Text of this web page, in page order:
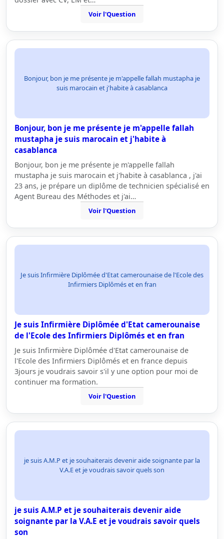
Voir l'Question
Bonjour, bon je me présente je m'appelle fallah mustapha je
suis marocain et j'habite à casablanca
Bonjour, bon je me présente je m'appelle fallah
mustapha je suis marocain et j'habite à
casablanca
Bonjour, bon je me présente je m'appelle fallah
mustapha je suis marocain et j'habite à casablanca , j'ai
23 ans, je prépare un diplôme de technicien spécialisé en
Agent Bureau des Méthodes et j'ai…
Voir l'Question
Je suis Infirmière Diplômée d'Etat camerounaise de l'Ecole des
Infirmiers Diplômés et en fran
Je suis Infirmière Diplômée d'Etat camerounaise
de l'Ecole des Infirmiers Diplômés et en fran
Je suis Infirmière Diplômée d'Etat camerounaise de
l'Ecole des Infirmiers Diplômés et en france depuis
3jours je voudrais savoir s'il y une option pour moi de
continuer ma formation.
Voir l'Question
je suis A.M.P et je souhaiterais devenir aide soignante par la
V.A.E et je voudrais savoir quels son
je suis A.M.P et je souhaiterais devenir aide
soignante par la V.A.E et je voudrais savoir quels
son